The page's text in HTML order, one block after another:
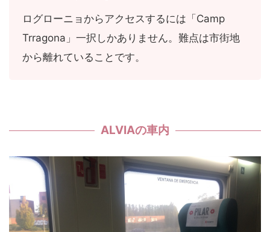
ログローニョからアクセスするには「Camp
Trragona」一択しかありません。難点は市街地
から離れていることです。
ALVIAの車内